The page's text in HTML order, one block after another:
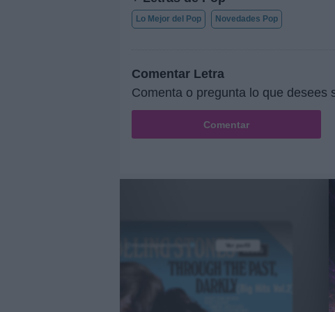
Lo Mejor del Pop Novedades Pop
Comentar Letra
Comenta o pregunta lo que desees
Comentar